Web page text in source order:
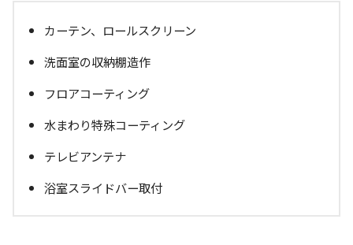
カーテン、ロールスクリーン
洗面室の収納棚造作
フロアコーティング
水まわり特殊コーティング
テレビアンテナ
浴室スライドバー取付